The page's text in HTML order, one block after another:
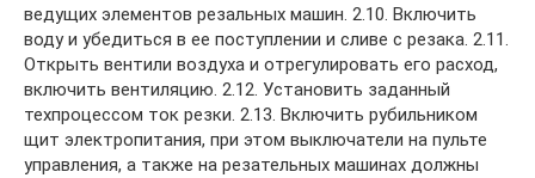
ведущих элементов резальных машин. 2.10. Включить
воду и убедиться в ее поступлении и сливе с резака. 2.11.
Открыть вентили воздуха и отрегулировать его расход,
включить вентиляцию. 2.12. Установить заданный
техпроцессом ток резки. 2.13. Включить рубильником
щит электропитания, при этом выключатели на пульте
управления, а также на резательных машинах должны